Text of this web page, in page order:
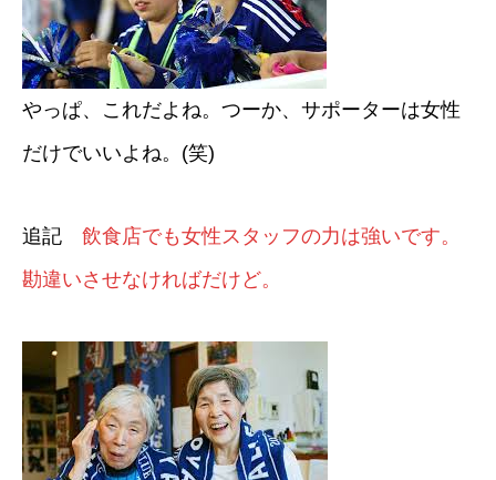
やっぱ、これだよね。つーか、サポーターは女性
だけでいいよね。(笑)
追記 飲食店でも女性スタッフの力は強いです。
勘違いさせなければだけど。